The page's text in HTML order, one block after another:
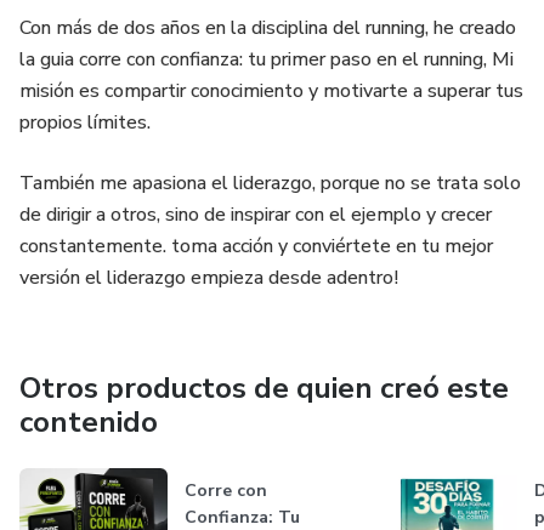
Con más de dos años en la disciplina del running, he creado
la guia corre con confianza: tu primer paso en el running, Mi
misión es compartir conocimiento y motivarte a superar tus
propios límites.
También me apasiona el liderazgo, porque no se trata solo
de dirigir a otros, sino de inspirar con el ejemplo y crecer
constantemente. toma acción y conviértete en tu mejor
versión el liderazgo empieza desde adentro!
Otros productos de quien creó este
contenido
Corre con
Confianza: Tu